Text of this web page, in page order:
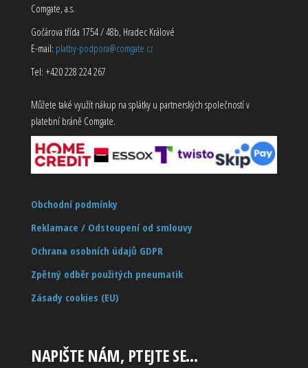
Comgate, a.s.
Gočárova třída 1754 / 48b, Hradec Králové
E-mail: platby-podpora@comgate.cz
Tel: +420 228 224 267
Můžete také využít nákup na splátky u partnerských společností v
platební bráně Comgate.
Obchodní podmínky
Reklamace / Odstoupení od smlouvy
Ochrana osobních údajů GDPR
Zpětný odběr použitých pneumatik
Zásady cookies (EU)
NAPIŠTE NÁM, PTEJTE SE…